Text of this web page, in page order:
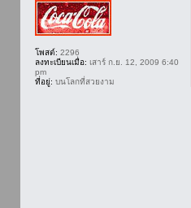
โพสต์: 2296
ลงทะเบียนเมื่อ: เสาร์ ก.ย. 12, 2009 6:40
pm
ที่อยู่: บนโลกที่สวยงาม